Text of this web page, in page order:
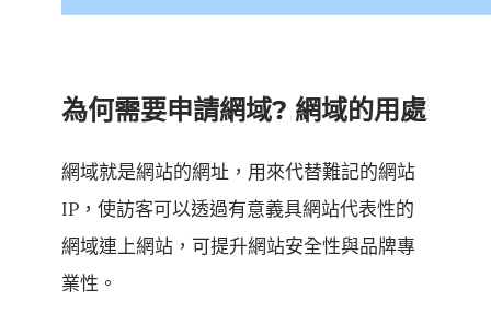
為何需要申請網域? 網域的用處
網域就是網站的網址，用來代替難記的網站
IP，使訪客可以透過有意義具網站代表性的
網域連上網站，可提升網站安全性與品牌專
業性。